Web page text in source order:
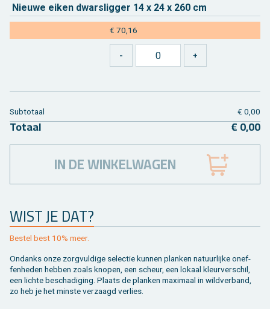
Nieu­we eiken dwars­lig­ger 14 x 24 x 260 cm
€ 70,16
WIST JE DAT?
Be­stel best 10% meer.
On­danks onze zorg­vul­di­ge se­lec­tie kun­nen plan­ken na­tuur­lij­ke on­ef­
fen­he­den heb­ben zoals kno­pen, een scheur, een lo­kaal kleur­ver­schil,
een lich­te be­scha­di­ging. Plaats de plan­ken maxi­maal in wild­ver­band,
zo heb je het min­ste ver­zaagd ver­lies.
Sub­to­taal € 0,00
To­taal € 0,00
IN DE WINKELWAGEN